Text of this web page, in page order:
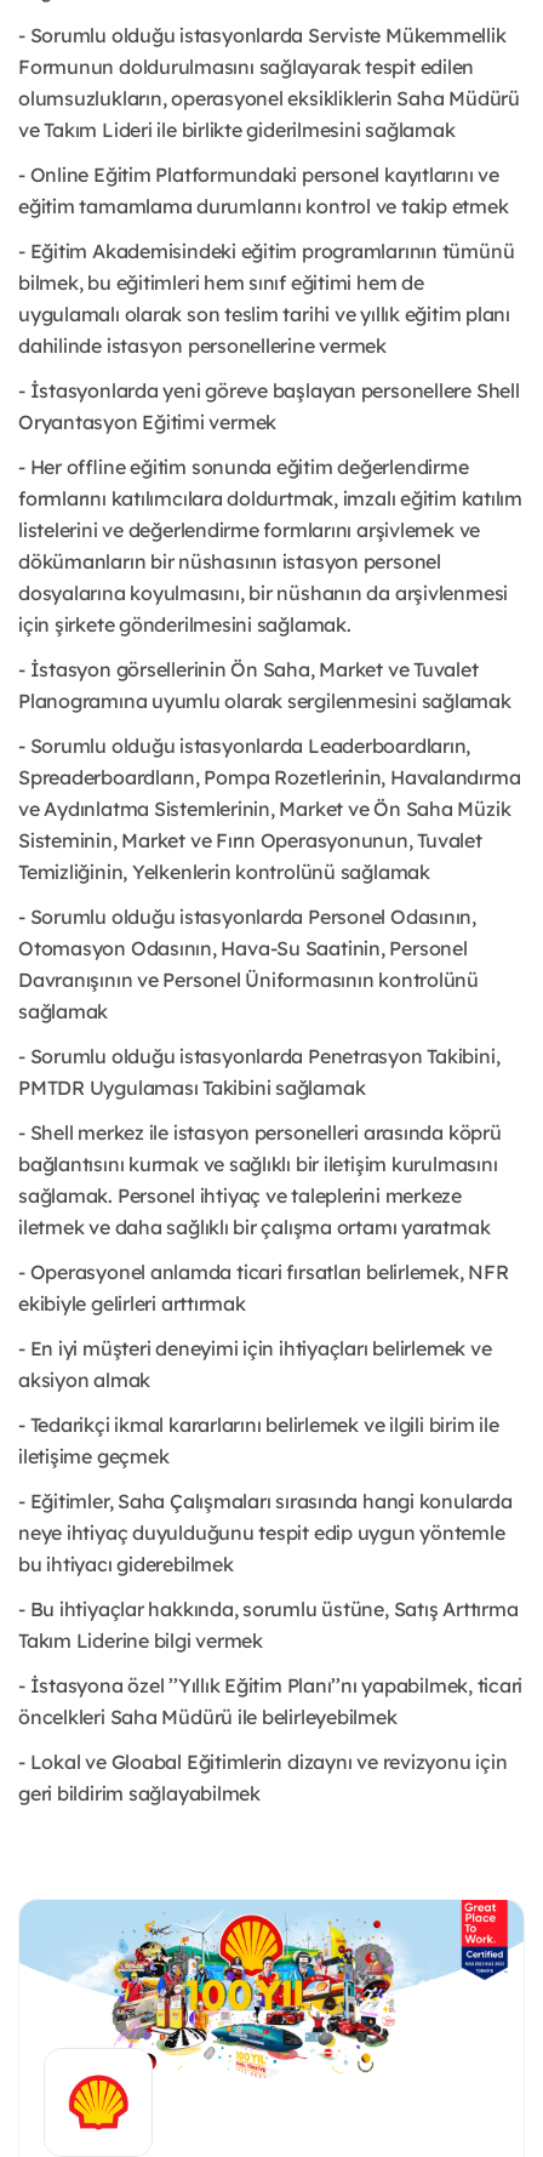
- Sorumlu olduğu istasyonlarda Serviste Mükemmellik
Formunun doldurulmasını sağlayarak tespit edilen
olumsuzlukların, operasyonel eksikliklerin Saha Müdürü
ve Takım Lideri ile birlikte giderilmesini sağlamak
- Online Eğitim Platformundaki personel kayıtlarını ve
eğitim tamamlama durumlarını kontrol ve takip etmek
- Eğitim Akademisindeki eğitim programlarının tümünü
bilmek, bu eğitimleri hem sınıf eğitimi hem de
uygulamalı olarak son teslim tarihi ve yıllık eğitim planı
dahilinde istasyon personellerine vermek
- İstasyonlarda yeni göreve başlayan personellere Shell
Oryantasyon Eğitimi vermek
- Her offline eğitim sonunda eğitim değerlendirme
formlarını katılımcılara doldurtmak, imzalı eğitim katılım
listelerini ve değerlendirme formlarını arşivlemek ve
dökümanların bir nüshasının istasyon personel
dosyalarına koyulmasını, bir nüshanın da arşivlenmesi
için şirkete gönderilmesini sağlamak.
- İstasyon görsellerinin Ön Saha, Market ve Tuvalet
Planogramına uyumlu olarak sergilenmesini sağlamak
- Sorumlu olduğu istasyonlarda Leaderboardların,
Spreaderboardların, Pompa Rozetlerinin, Havalandırma
ve Aydınlatma Sistemlerinin, Market ve Ön Saha Müzik
Sisteminin, Market ve Fırın Operasyonunun, Tuvalet
Temizliğinin, Yelkenlerin kontrolünü sağlamak
- Sorumlu olduğu istasyonlarda Personel Odasının,
Otomasyon Odasının, Hava-Su Saatinin, Personel
Davranışının ve Personel Üniformasının kontrolünü
sağlamak
- Sorumlu olduğu istasyonlarda Penetrasyon Takibini,
PMTDR Uygulaması Takibini sağlamak
- Shell merkez ile istasyon personelleri arasında köprü
bağlantısını kurmak ve sağlıklı bir iletişim kurulmasını
sağlamak. Personel ihtiyaç ve taleplerini merkeze
iletmek ve daha sağlıklı bir çalışma ortamı yaratmak
- Operasyonel anlamda ticari fırsatları belirlemek, NFR
ekibiyle gelirleri arttırmak
- En iyi müşteri deneyimi için ihtiyaçları belirlemek ve
aksiyon almak
- Tedarikçi ikmal kararlarını belirlemek ve ilgili birim ile
iletişime geçmek
- Eğitimler, Saha Çalışmaları sırasında hangi konularda
neye ihtiyaç duyulduğunu tespit edip uygun yöntemle
bu ihtiyacı giderebilmek
- Bu ihtiyaçlar hakkında, sorumlu üstüne, Satış Arttırma
Takım Liderine bilgi vermek
- İstasyona özel ’’Yıllık Eğitim Planı’’nı yapabilmek, ticari
öncelkleri Saha Müdürü ile belirleyebilmek
- Lokal ve Gloabal Eğitimlerin dizaynı ve revizyonu için
geri bildirim sağlayabilmek